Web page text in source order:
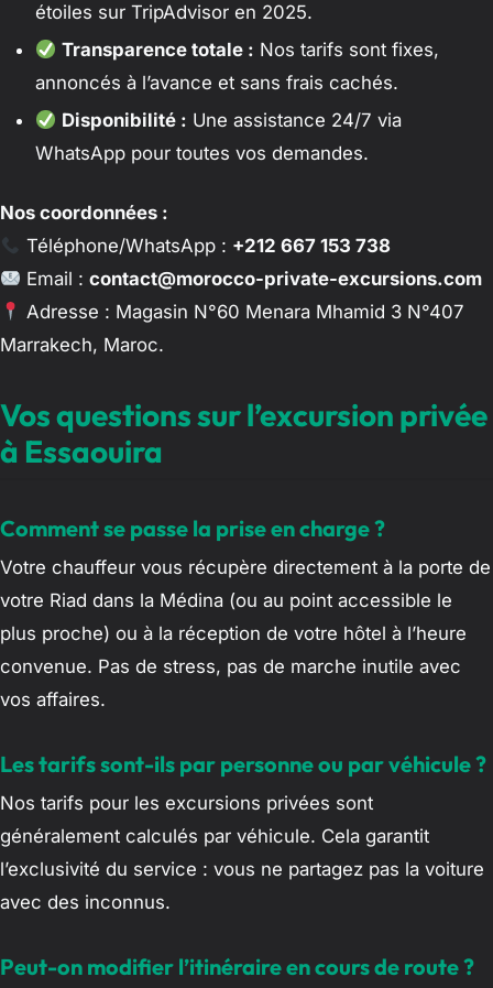
étoiles sur TripAdvisor en 2025.
Transparence totale : Nos tarifs sont fixes,
annoncés à l’avance et sans frais cachés.
Disponibilité : Une assistance 24/7 via
WhatsApp pour toutes vos demandes.
Nos coordonnées :
Téléphone/WhatsApp : +212 667 153 738
Email :contact@morocco-private-excursions.com
Adresse : Magasin N°60 Menara Mhamid 3 N°407
Marrakech, Maroc.
Vos questions sur l’excursion privée
à Essaouira
Comment se passe la prise en charge ?
Votre chauffeur vous récupère directement à la porte de
votre Riad dans la Médina (ou au point accessible le
plus proche) ou à la réception de votre hôtel à l’heure
convenue. Pas de stress, pas de marche inutile avec
vos affaires.
Les tarifs sont-ils par personne ou par véhicule ?
Nos tarifs pour les excursions privées sont
généralement calculés par véhicule. Cela garantit
l’exclusivité du service : vous ne partagez pas la voiture
avec des inconnus.
Peut-on modifier l’itinéraire en cours de route ?